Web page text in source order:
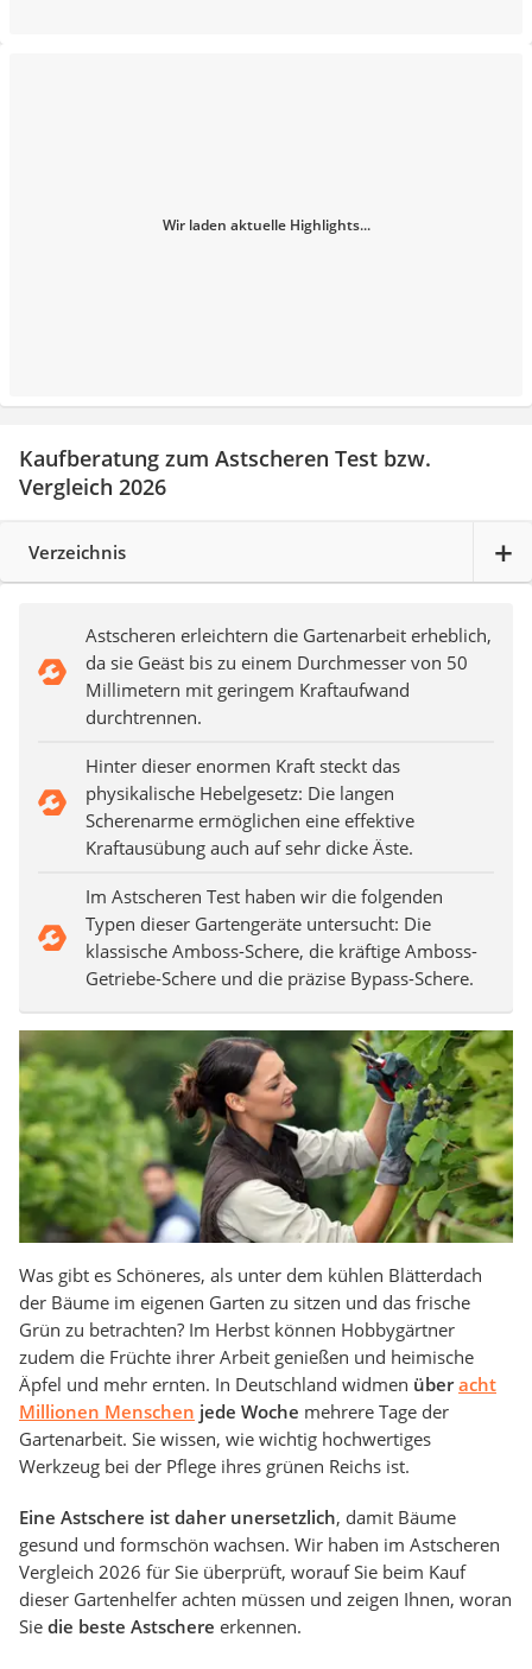
Wir laden aktuelle Highlights...
Kaufberatung zum Astscheren Test bzw.
Vergleich 2026
Verzeichnis
Astscheren erleichtern die Gartenarbeit erheblich,
da sie Geäst bis zu einem Durchmesser von 50
Millimetern mit geringem Kraftaufwand
durchtrennen.
Hinter dieser enormen Kraft steckt das
physikalische Hebelgesetz: Die langen
Scherenarme ermöglichen eine effektive
Kraftausübung auch auf sehr dicke Äste.
Im Astscheren Test haben wir die folgenden
Typen dieser Gartengeräte untersucht: Die
klassische Amboss-Schere, die kräftige Amboss-
Getriebe-Schere und die präzise Bypass-Schere.
Was gibt es Schöneres, als unter dem kühlen Blätterdach
der Bäume im eigenen Garten zu sitzen und das frische
Grün zu betrachten? Im Herbst können Hobbygärtner
zudem die Früchte ihrer Arbeit genießen und heimische
Äpfel und mehr ernten. In Deutschland widmen überacht
Millionen Menschen jede Woche mehrere Tage der
Gartenarbeit. Sie wissen, wie wichtig hochwertiges
Werkzeug bei der Pflege ihres grünen Reichs ist.
Eine Astschere ist daher unersetzlich, damit Bäume
gesund und formschön wachsen. Wir haben im Astscheren
Vergleich 2026 für Sie überprüft, worauf Sie beim Kauf
dieser Gartenhelfer achten müssen und zeigen Ihnen, woran
Sie die beste Astschere erkennen.